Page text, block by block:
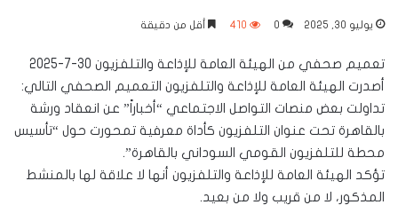
يوليو 30, 2025 0
410 أقل من دقيقة
تعميم صحفي من الهيئة العامة للإذاعة والتلفزيون 30-7-2025
أصدرت الهيئة العامة للإذاعة والتلفزيون التعميم الصحفي التالي:
تداولت بعض منصات التواصل الاجتماعي “أخباراً” عن انعقاد ورشة
بالقاهرة تحت عنوان التلفزيون كأداة معرفية تمحورت حول “تأسيس
محطة للتلفزيون القومي السوداني بالقاهرة”.
تؤكد الهيئة العامة للإذاعة والتلفزيون أنها لا علاقة لها بالمنشط
المذكور، لا من قريب ولا من بعيد.